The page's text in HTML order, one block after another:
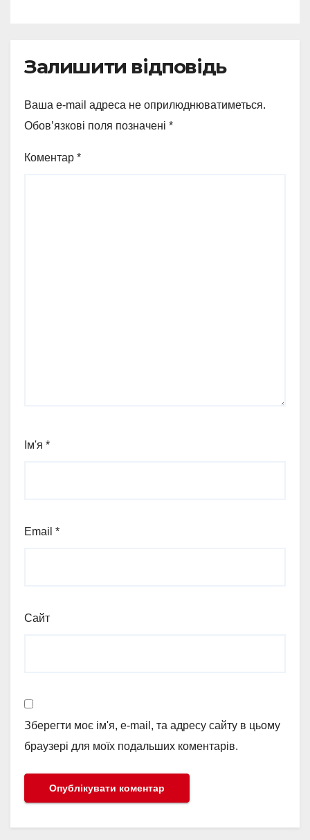
Залишити відповідь
Ваша e-mail адреса не оприлюднюватиметься.
Обов’язкові поля позначені *
Коментар *
Ім'я *
Email *
Сайт
Зберегти моє ім'я, e-mail, та адресу сайту в цьому
браузері для моїх подальших коментарів.